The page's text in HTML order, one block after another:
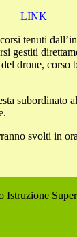
LINK
tenuti
gestiti
drone,
subordinato
svolti in
Istruzione